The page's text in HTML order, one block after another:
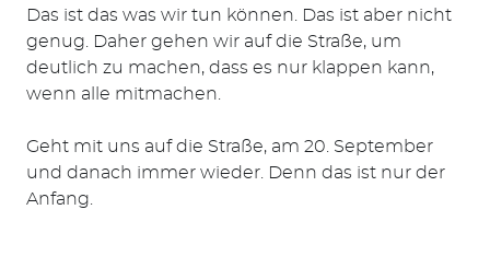
Das ist das was wir tun können. Das ist aber nicht
genug. Daher gehen wir auf die Straße, um
deutlich zu machen, dass es nur klappen kann,
wenn alle mitmachen.
Geht mit uns auf die Straße, am 20. September
und danach immer wieder. Denn das ist nur der
Anfang.